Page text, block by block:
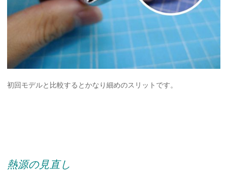
初回モデルと比較するとかなり細めのスリットです。
熱源の見直し